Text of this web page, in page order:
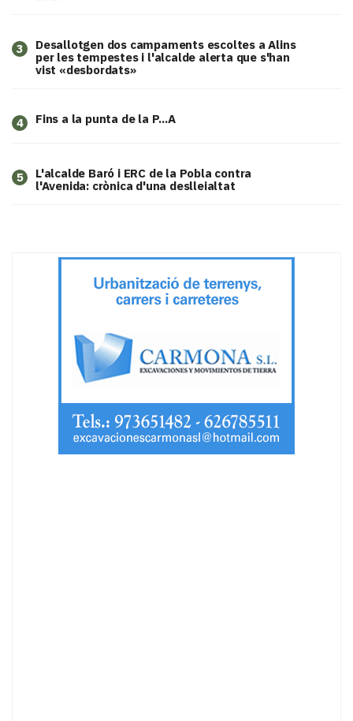
3
​Desallotgen dos campaments escoltes a Alins
per les tempestes i l'alcalde alerta que s'han
vist «desbordats»
4 Fins a la punta de la P...A
5
L'alcalde Baró i ERC de la Pobla contra
l'Avenida: crònica d'una deslleialtat